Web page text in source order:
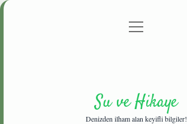
Gizlilik Politikası
menüyü
Su ve Hikaye
Denizden ilham alan keyifli bilgiler!